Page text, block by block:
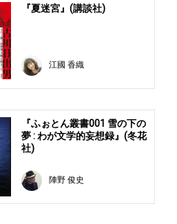
『夏迷宮』(講談社)
江國 香織
『ふぉとん叢書001 雪の下の
夢 : わが文学的妄想録』(冬花
社)
陣野 俊史